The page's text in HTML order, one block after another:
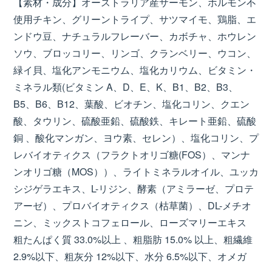
使用チキン、グリーントライプ、サツマイモ、鶏脂、エ
ンドウ豆、ナチュラルフレーバー、カボチャ、ホウレン
ソウ、ブロッコリー、リンゴ、クランベリー、ウコン、
緑イ貝、塩化アンモニウム、塩化カリウム、ビタミン・
ミネラル類(ビタミン A、D、E、K、B1、B2、B3、
B5、B6、B12、葉酸、ビオチン、塩化コリン、クエン
酸、タウリン、硫酸亜鉛、硫酸鉄、キレート亜鉛、硫酸
銅 、酸化マンガン、ヨウ素、セレン）、塩化コリン、プ
レバイオティクス（フラクトオリゴ糖(FOS）、マンナ
ンオリゴ糖（MOS））、ライトミネラルオイル、ユッカ
シジゲラエキス、L-リジン、酵素（アミラーゼ、プロテ
アーゼ）、プロバイオティクス（枯草菌）、DL-メチオ
ニン、ミックストコフェロール、ローズマリーエキス
粗たんぱく質 33.0%以上 、粗脂肪 15.0% 以上、粗繊維
2.9%以下、粗灰分 12%以下、水分 6.5%以下、オメガ